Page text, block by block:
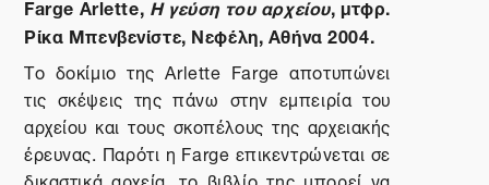
Ρίκα Μπενβενίστε, Νεφέλη, Αθήνα 2004.
Το δοκίμιο της Arlette Farge αποτυπώνει
τις σκέψεις της πάνω στην εμπειρία του
αρχείου και τους σκοπέλους της αρχειακής
έρευνας. Παρότι η Farge επικεντρώνεται σε